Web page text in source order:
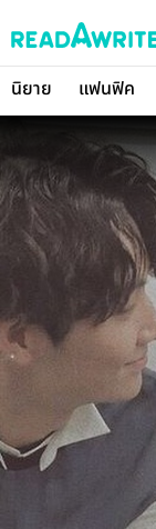
นิยาย แฟนฟิค